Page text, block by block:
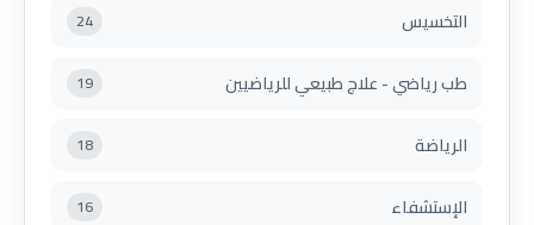
التخسيس 24
طب رياضي - علاج طبيعي للرياضيين 19
الرياضة 18
الإستشفاء 16